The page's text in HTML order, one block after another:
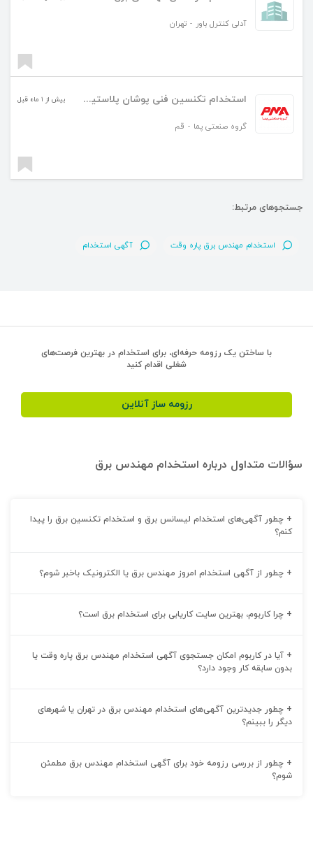
آدلی کنترل باور - تهران
استخدام تکنسین فنی پوشان پلاستیک قم
گروه صنعتی پما - قم
بیش از ۱ ماه قبل
جستجوهای مرتبط:
استخدام مهندس برق پاره وقت آگهی استخدام
با ساختن یک رزومه حرفه‌ای، برای استخدام در بهترین فرصت‌های
شغلی اقدام کنید
رزومه ساز آنلاین
سؤالات متداول درباره استخدام مهندس برق
+ چطور آگهی‌های استخدام لیسانس برق و استخدام تکنسین برق را پیدا
کنم؟
+ چطور از آگهی استخدام امروز مهندس برق یا الکترونیک باخبر شوم؟
+ چرا کاربوم، بهترین سایت کاریابی برای استخدام برق است؟
+ آیا در کاربوم امکان جستجوی آگهی استخدام مهندس برق پاره وقت یا
بدون سابقه کار وجود دارد؟
+ چطور جدیدترین آگهی‌های استخدام مهندس برق در تهران یا شهرهای
دیگر را ببینم؟
+ چطور از بررسی رزومه خود برای آگهی استخدام مهندس برق مطمئن
شوم؟